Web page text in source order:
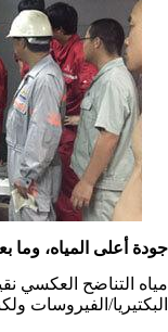
جودة أعلى المياه، وما
مياه التناضح العكسي
البكتيريا/الفيروسات